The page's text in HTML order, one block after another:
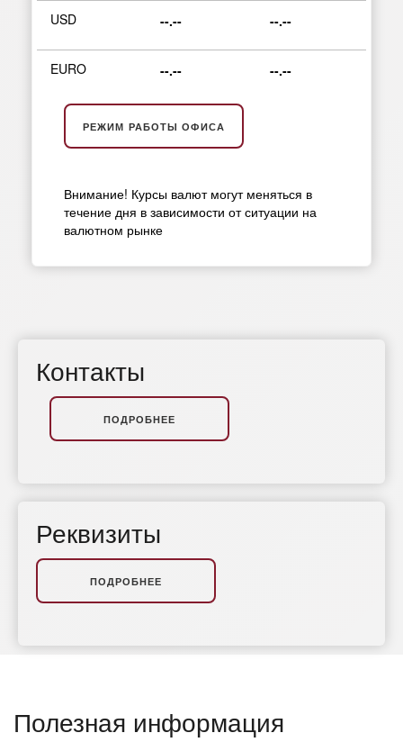
USD --.-- --.--
EURO --.-- --.--
РЕЖИМ РАБОТЫ ОФИСА
Внимание! Курсы валют могут меняться в
течение дня в зависимости от ситуации на
валютном рынке
Контакты
ПОДРОБНЕЕ
Реквизиты
ПОДРОБНЕЕ
Полезная информация